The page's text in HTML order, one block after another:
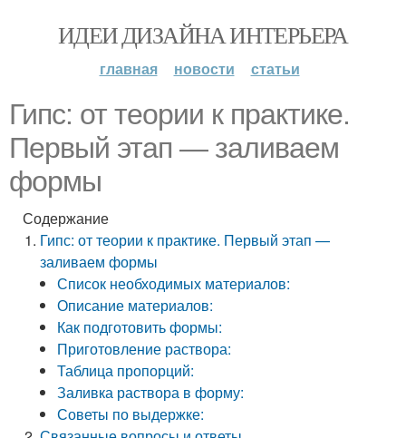
ИДЕИ ДИЗАЙНА ИНТЕРЬЕРА
главная новости статьи
Гипс: от теории к практике.
Первый этап — заливаем
формы
Содержание
Гипс: от теории к практике. Первый этап —
заливаем формы
Список необходимых материалов:
Описание материалов:
Как подготовить формы:
Приготовление раствора:
Таблица пропорций:
Заливка раствора в форму:
Советы по выдержке: